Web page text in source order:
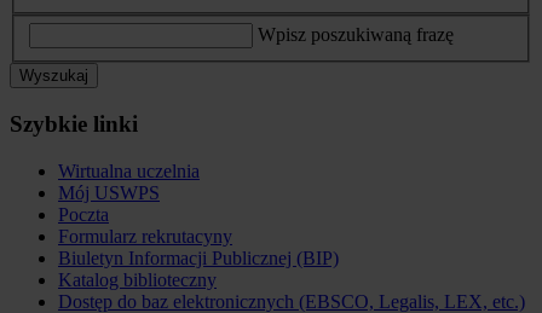
Wpisz poszukiwaną frazę
Wyszukaj
Szybkie linki
Wirtualna uczelnia
Mój USWPS
Poczta
Formularz rekrutacyny
Biuletyn Informacji Publicznej (BIP)
Katalog biblioteczny
Dostęp do baz elektronicznych (EBSCO, Legalis, LEX, etc.)